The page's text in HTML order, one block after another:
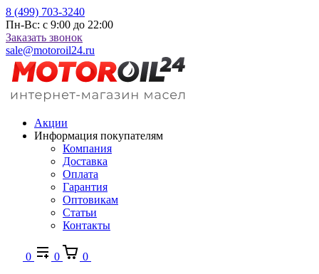
8 (499) 703-3240
Пн-Вс: с 9:00 до 22:00
Заказать звонок
sale@motoroil24.ru
Акции
Информация покупателям
Компания
Доставка
Оплата
Гарантия
Оптовикам
Статьи
Контакты
0 0
0